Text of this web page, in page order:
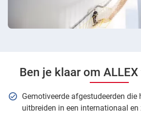
Ben je klaar om
Gemotiveerde afgestudeerden die
uitbreiden in een internationaal